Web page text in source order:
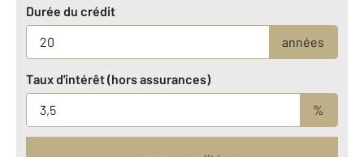
Durée du crédit
années
Taux d'intérêt (hors assurances)
%